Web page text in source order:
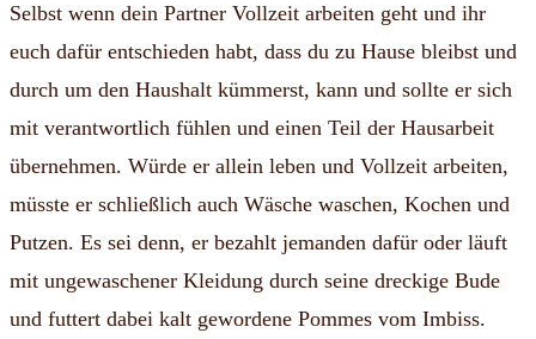
Selbst wenn dein Partner Vollzeit arbeiten geht und ihr
euch dafür entschieden habt, dass du zu Hause bleibst und
durch um den Haushalt kümmerst, kann und sollte er sich
mit verantwortlich fühlen und einen Teil der Hausarbeit
übernehmen. Würde er allein leben und Vollzeit arbeiten,
müsste er schließlich auch Wäsche waschen, Kochen und
Putzen. Es sei denn, er bezahlt jemanden dafür oder läuft
mit ungewaschener Kleidung durch seine dreckige Bude
und futtert dabei kalt gewordene Pommes vom Imbiss.